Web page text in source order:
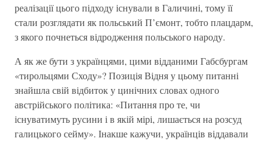
реалізації цього підходу існували в Галичині, тому її
стали розглядати як польський П’ємонт, тобто плацдарм,
з якого почнеться відродження польського народу.
А як же бути з українцями, цими відданими Габсбургам
«тирольцями Сходу»? Позиція Відня у цьому питанні
знайшла свій відбиток у цинічних словах одного
австрійського політика: «Питання про те, чи
існуватимуть русини і в якій мірі, лишається на розсуд
галицького сейму». Інакше кажучи, українців віддавали